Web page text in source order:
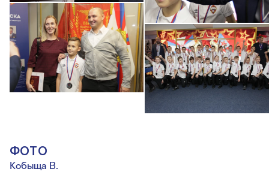
ФОТО
Кобыща В.